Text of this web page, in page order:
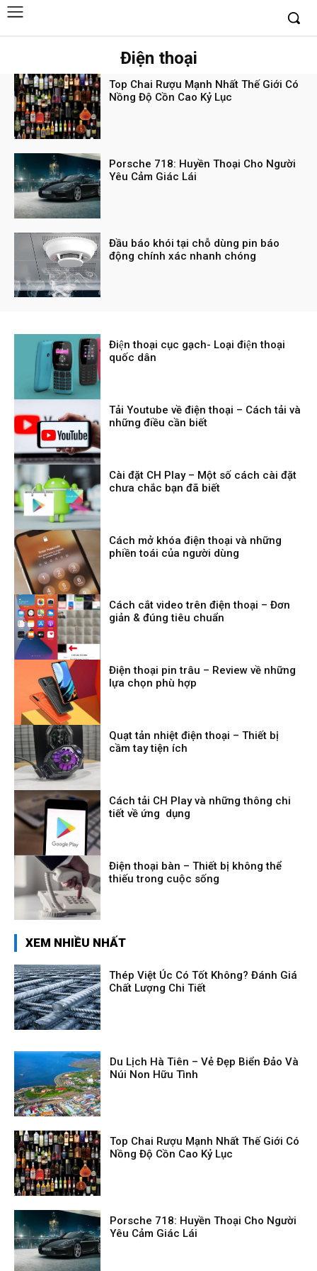
Điện thoại
Top Chai Rượu Mạnh Nhất Thế Giới Có
Nồng Độ Cồn Cao Kỷ Lục
Porsche 718: Huyền Thoại Cho Người
Yêu Cảm Giác Lái
Đầu báo khói tại chỗ dùng pin báo
động chính xác nhanh chóng
Điện thoại cục gạch- Loại điện thoại
quốc dân
Tải Youtube về điện thoại – Cách tải và
những điều cần biết
Cài đặt CH Play – Một số cách cài đặt
chưa chắc bạn đã biết
Cách mở khóa điện thoại và những
phiền toái của người dùng
Cách cắt video trên điện thoại – Đơn
giản & đúng tiêu chuẩn
Điện thoại pin trâu – Review về những
lựa chọn phù hợp
Quạt tản nhiệt điện thoại – Thiết bị
cầm tay tiện ích
Cách tải CH Play và những thông chi
tiết về ứng dụng
Điện thoại bàn – Thiết bị không thể
thiếu trong cuộc sống
XEM NHIỀU NHẤT
Thép Việt Úc Có Tốt Không? Đánh Giá
Chất Lượng Chi Tiết
Du Lịch Hà Tiên – Vẻ Đẹp Biển Đảo Và
Núi Non Hữu Tình
Top Chai Rượu Mạnh Nhất Thế Giới Có
Nồng Độ Cồn Cao Kỷ Lục
Porsche 718: Huyền Thoại Cho Người
Yêu Cảm Giác Lái